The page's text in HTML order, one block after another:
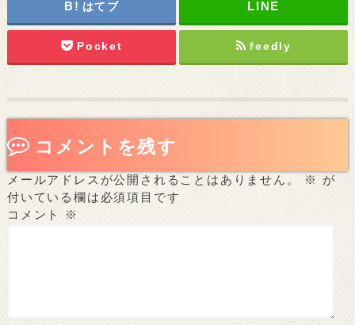
はてブ
Pocket feedly
コメントを残す
メールアドレスが公開されることはありません。 ※
が
付いている欄は必須項目です
コメント
※